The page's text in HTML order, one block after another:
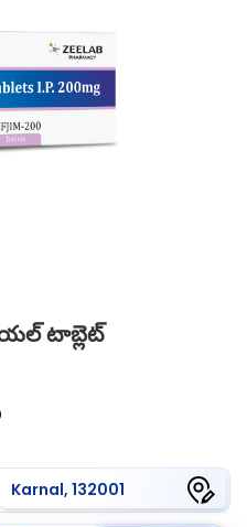
టాబ్లెట్
Karnal, 132001